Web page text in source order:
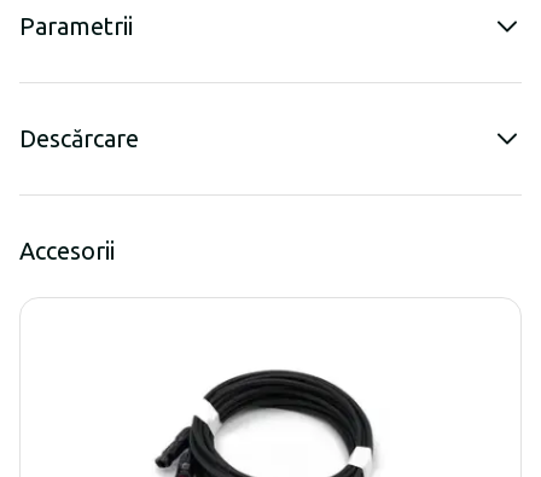
Parametrii
Descărcare
Accesorii